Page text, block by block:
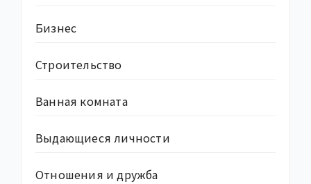
Бизнес
Строительство
Ванная комната
Выдающиеся личности
Отношения и дружба